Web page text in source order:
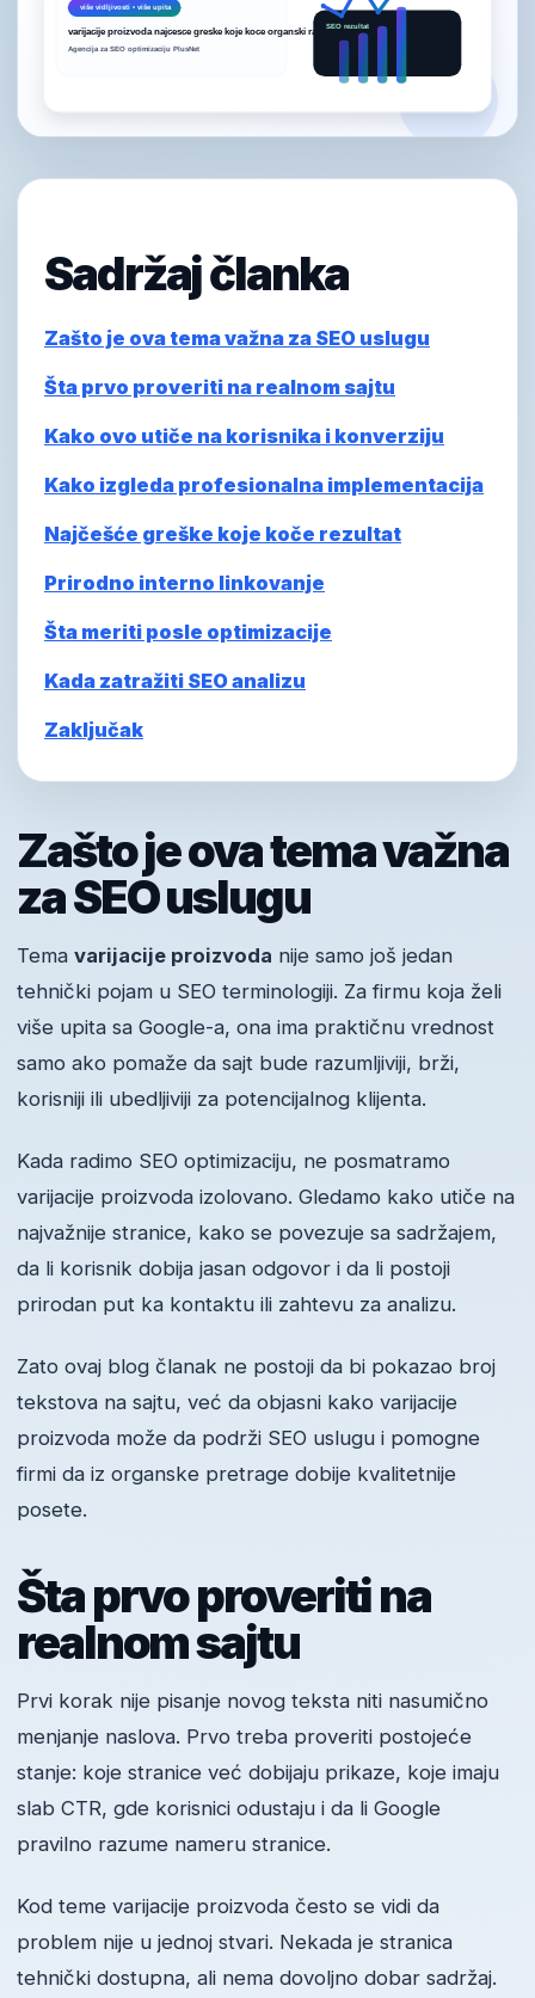
Sadržaj članka
Zašto je ova tema važna za SEO uslugu
Šta prvo proveriti na realnom sajtu
Kako ovo utiče na korisnika i konverziju
Kako izgleda profesionalna implementacija
Najčešće greške koje koče rezultat
Prirodno interno linkovanje
Šta meriti posle optimizacije
Kada zatražiti SEO analizu
Zaključak
Zašto je ova tema važna
za SEO uslugu
Tema varijacije proizvoda nije samo još jedan
tehnički pojam u SEO terminologiji. Za firmu koja želi
više upita sa Google-a, ona ima praktičnu vrednost
samo ako pomaže da sajt bude razumljiviji, brži,
korisniji ili ubedljiviji za potencijalnog klijenta.
Kada radimo SEO optimizaciju, ne posmatramo
varijacije proizvoda izolovano. Gledamo kako utiče na
najvažnije stranice, kako se povezuje sa sadržajem,
da li korisnik dobija jasan odgovor i da li postoji
prirodan put ka kontaktu ili zahtevu za analizu.
Zato ovaj blog članak ne postoji da bi pokazao broj
tekstova na sajtu, već da objasni kako varijacije
proizvoda može da podrži SEO uslugu i pomogne
firmi da iz organske pretrage dobije kvalitetnije
posete.
Šta prvo proveriti na
realnom sajtu
Prvi korak nije pisanje novog teksta niti nasumično
menjanje naslova. Prvo treba proveriti postojeće
stanje: koje stranice već dobijaju prikaze, koje imaju
slab CTR, gde korisnici odustaju i da li Google
pravilno razume nameru stranice.
Kod teme varijacije proizvoda često se vidi da
problem nije u jednoj stvari. Nekada je stranica
tehnički dostupna, ali nema dovoljno dobar sadržaj.